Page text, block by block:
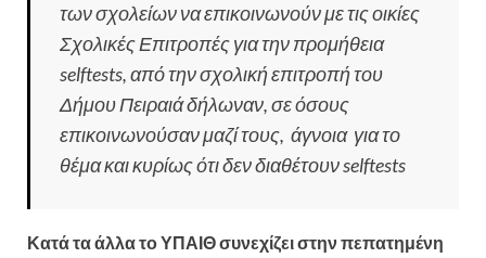
των σχολείων να επικοινωνούν με τις οικίες
Σχολικές Επιτροπές για την προμήθεια
selftests, από την σχολική επιτροπή του
Δήμου Πειραιά δήλωναν, σε όσους
επικοινωνούσαν μαζί τους, άγνοια για το
θέμα και κυρίως ότι δεν διαθέτουν selftests
Κατά τα άλλα το ΥΠΑΙΘ συνεχίζει στην πεπατημένη